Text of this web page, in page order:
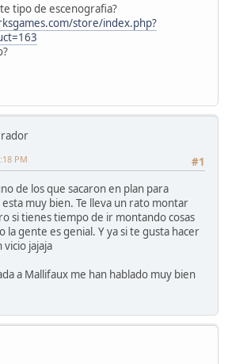
tipo de escenografia?
store/index.php?
#1
PM
de los que sacaron en plan para
muy bien. Te lleva un rato montar
si tienes tiempo de ir montando cosas
la gente es genial. Y ya si te gusta hacer
vicio jajaja
a Mallifaux me han hablado muy bien